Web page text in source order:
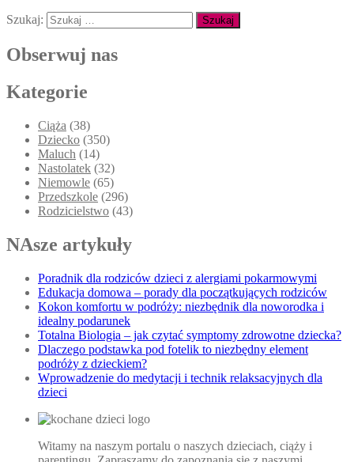
Szukaj:
Obserwuj nas
Kategorie
Ciąża (38)
Dziecko (350)
Maluch (14)
Nastolatek (32)
Niemowle (65)
Przedszkole (296)
Rodzicielstwo (43)
NAsze artykuły
Poradnik dla rodziców dzieci z alergiami pokarmowymi
Edukacja domowa – porady dla początkujących rodziców
Kokon komfortu w podróży: niezbędnik dla noworodka i
idealny podarunek
Totalna Biologia – jak czytać symptomy zdrowotne dziecka?
Dlaczego podstawka pod fotelik to niezbędny element
podróży z dzieckiem?
Wprowadzenie do medytacji i technik relaksacyjnych dla
dzieci
Witamy na naszym portalu o naszych dzieciach, ciąży i